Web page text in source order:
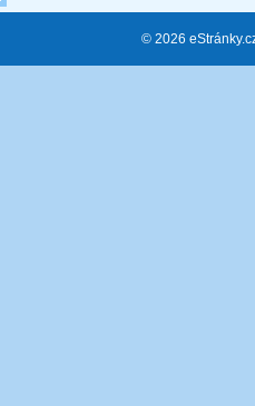
© 2026